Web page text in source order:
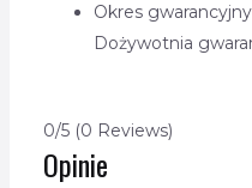
Okres gwarancyjny
Dożywotnia
0/5 (0 Reviews)
Opinie